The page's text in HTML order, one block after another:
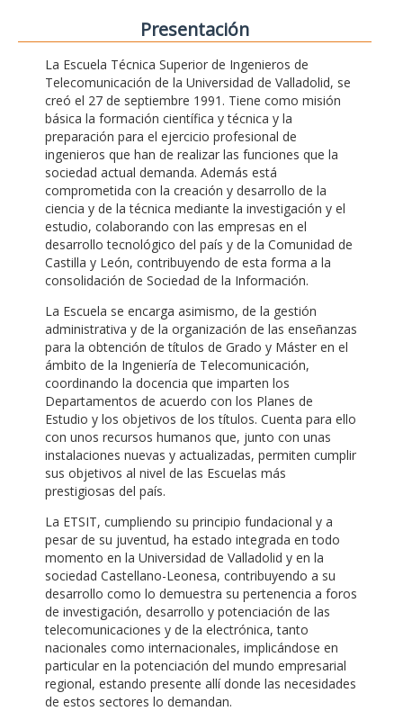
Presentación
La Escuela Técnica Superior de Ingenieros de
Telecomunicación de la Universidad de Valladolid, se
creó el 27 de septiembre 1991. Tiene como misión
básica la formación científica y técnica y la
preparación para el ejercicio profesional de
ingenieros que han de realizar las funciones que la
sociedad actual demanda. Además está
comprometida con la creación y desarrollo de la
ciencia y de la técnica mediante la investigación y el
estudio, colaborando con las empresas en el
desarrollo tecnológico del país y de la Comunidad de
Castilla y León, contribuyendo de esta forma a la
consolidación de Sociedad de la Información.
La Escuela se encarga asimismo, de la gestión
administrativa y de la organización de las enseñanzas
para la obtención de títulos de Grado y Máster en el
ámbito de la Ingeniería de Telecomunicación,
coordinando la docencia que imparten los
Departamentos de acuerdo con los Planes de
Estudio y los objetivos de los títulos. Cuenta para ello
con unos recursos humanos que, junto con unas
instalaciones nuevas y actualizadas, permiten cumplir
sus objetivos al nivel de las Escuelas más
prestigiosas del país.
La ETSIT, cumpliendo su principio fundacional y a
pesar de su juventud, ha estado integrada en todo
momento en la Universidad de Valladolid y en la
sociedad Castellano-Leonesa, contribuyendo a su
desarrollo como lo demuestra su pertenencia a foros
de investigación, desarrollo y potenciación de las
telecomunicaciones y de la electrónica, tanto
nacionales como internacionales, implicándose en
particular en la potenciación del mundo empresarial
regional, estando presente allí donde las necesidades
de estos sectores lo demandan.